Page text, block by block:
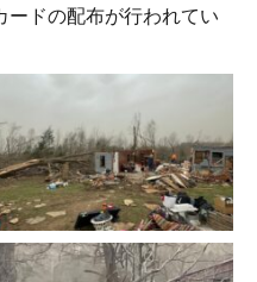
ードの配布が行われてい